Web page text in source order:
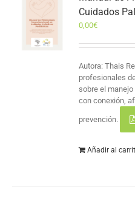
Cuidados
0,00€
Autora: Thais
profesionales
sobre el
con conexión,
prevención.
Añadir al